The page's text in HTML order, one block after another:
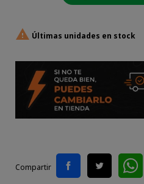
 Últimas unidades en stock
Compartir